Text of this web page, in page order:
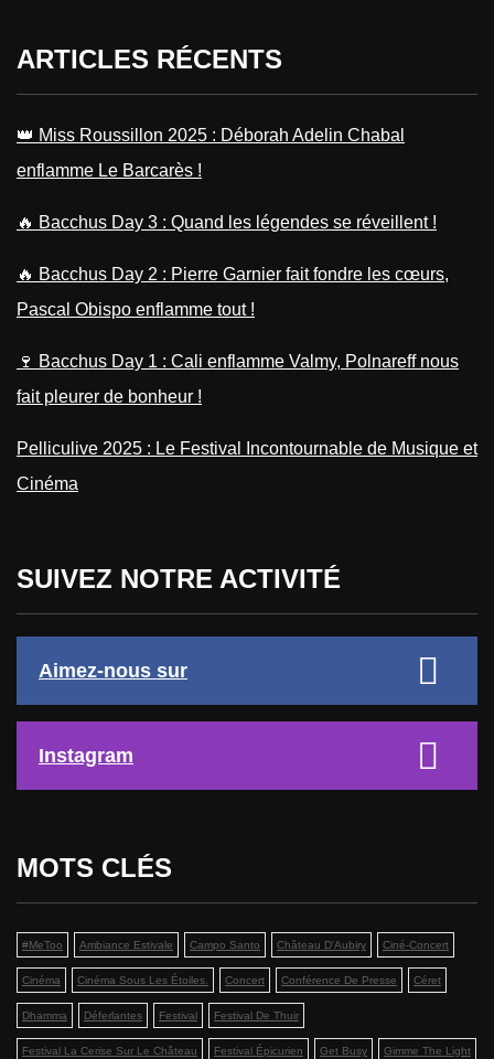
ARTICLES RÉCENTS
👑 Miss Roussillon 2025 : Déborah Adelin Chabal
enflamme Le Barcarès !
🔥 Bacchus Day 3 : Quand les légendes se réveillent !
🔥 Bacchus Day 2 : Pierre Garnier fait fondre les cœurs,
Pascal Obispo enflamme tout !
🍷 Bacchus Day 1 : Cali enflamme Valmy, Polnareff nous
fait pleurer de bonheur !
Pelliculive 2025 : Le Festival Incontournable de Musique et
Cinéma
SUIVEZ NOTRE ACTIVITÉ
Aimez-nous sur
Instagram
MOTS CLÉS
#MeToo Ambiance Estivale Campo Santo Château D'Aubiry Ciné-Concert
Cinéma Cinéma Sous Les Étoiles. Concert Conférence De Presse Céret
Dhamma Déferlantes Festival Festival De Thuir
Festival La Cerise Sur Le Château Festival Épicurien Get Busy Gimme The Light